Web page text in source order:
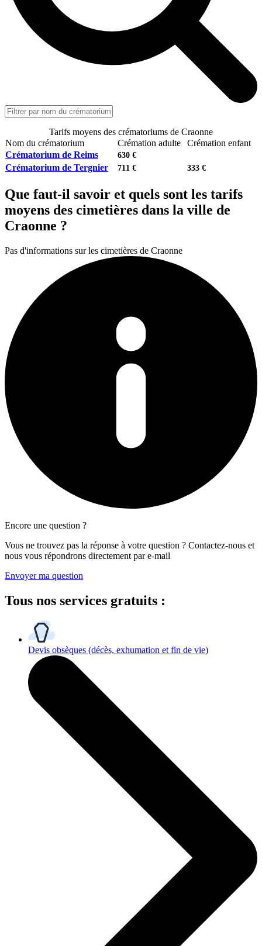
Tarifs moyens des crématoriums de Craonne
Nom du crématorium
Crémation adulte
Crémation enfant
Crématorium de Reims
630 €
Crématorium de Tergnier 711 € 333 €
Que faut-il savoir et quels sont les tarifs
moyens des cimetières dans la ville de
Craonne ?
Pas d'informations sur les cimetières de Craonne
Encore une question ?
Vous ne trouvez pas la réponse à votre question ? Contactez-nous et
nous vous répondrons directement par e-mail
Envoyer ma question
Tous nos services gratuits :
Devis obsèques (décès, exhumation et fin de vie)